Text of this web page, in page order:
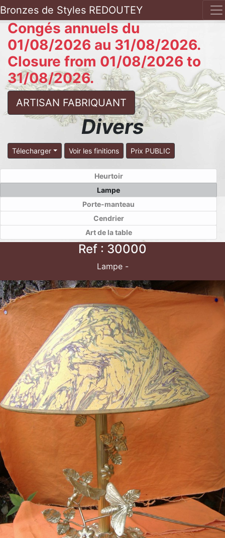
Bronzes de Styles REDOUTEY
Congés annuels du
01/08/2026 au 31/08/2026.
Closure from 01/08/2026 to
31/08/2026.
ARTISAN FABRIQUANT
Divers
Télecharger Voir les finitions Prix PUBLIC
Heurtoir
Lampe
Porte-manteau
Cendrier
Art de la table
Ref : 30000
Lampe -